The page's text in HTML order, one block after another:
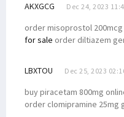
AKXGCG Dec 24, 2023
order misoprostol 200mcg
for sale order diltiazem
LBXTOU Dec 25, 2023
buy piracetam 800mg
order clomipramine 25mg